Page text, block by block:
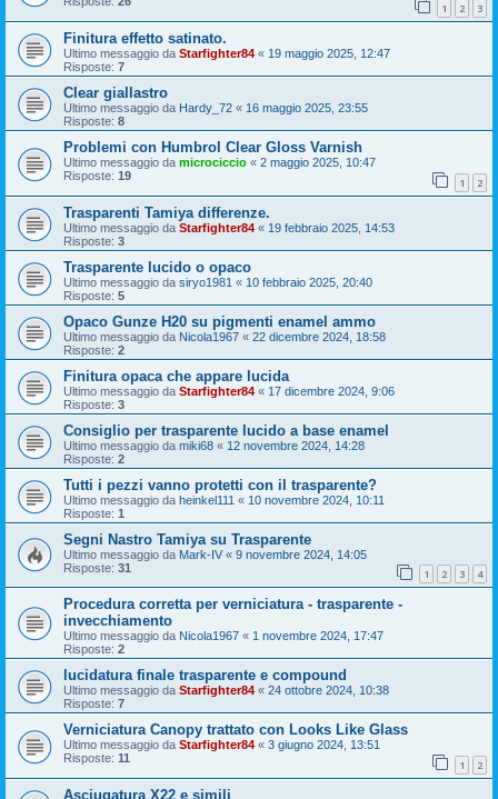
1 2 3
Finitura effetto satinato.
Ultimo messaggio da Starfighter84 « 19 maggio 2025, 12:47
Risposte: 7
Clear giallastro
Ultimo messaggio da Hardy_72 « 16 maggio 2025, 23:55
Risposte: 8
Problemi con Humbrol Clear Gloss Varnish
Ultimo messaggio da microciccio « 2 maggio 2025, 10:47
Risposte: 19 1 2
Trasparenti Tamiya differenze.
Ultimo messaggio da Starfighter84 « 19 febbraio 2025, 14:53
Risposte: 3
Trasparente lucido o opaco
Ultimo messaggio da siryo1981 « 10 febbraio 2025, 20:40
Risposte: 5
Opaco Gunze H20 su pigmenti enamel ammo
Ultimo messaggio da Nicola1967 « 22 dicembre 2024, 18:58
Risposte: 2
Finitura opaca che appare lucida
Ultimo messaggio da Starfighter84 « 17 dicembre 2024, 9:06
Risposte: 3
Consiglio per trasparente lucido a base enamel
Ultimo messaggio da miki68 « 12 novembre 2024, 14:28
Risposte: 2
Tutti i pezzi vanno protetti con il trasparente?
Ultimo messaggio da heinkel111 « 10 novembre 2024, 10:11
Risposte: 1
Segni Nastro Tamiya su Trasparente
Ultimo messaggio da Mark-IV « 9 novembre 2024, 14:05
Risposte: 31 1 2 3 4
Procedura corretta per verniciatura - trasparente -
invecchiamento
Ultimo messaggio da Nicola1967 « 1 novembre 2024, 17:47
Risposte: 2
lucidatura finale trasparente e compound
Ultimo messaggio da Starfighter84 « 24 ottobre 2024, 10:38
Risposte: 7
Verniciatura Canopy trattato con Looks Like Glass
Ultimo messaggio da Starfighter84 « 3 giugno 2024, 13:51
Risposte: 11 1 2
Asciugatura X22 e simili